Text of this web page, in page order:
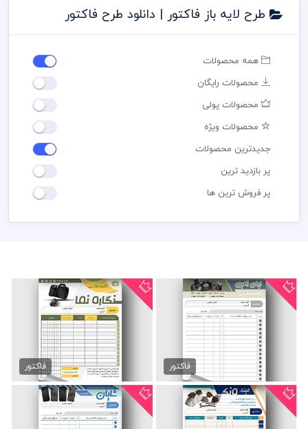
طرح لایه باز فاکتور | دانلود طرح فاکتور
همه محصولات
محصولات رایگان
محصولات پولی
محصولات ویژه
جدیدترین محصولات
پر بازدید ترین
پر فروش ترین ها
دانلود قرارداد آتلیه عکاسی
89,000 تومان
فاکتور
فاکتور آتلیه عکاسی
89,000 تومان
فاکتور